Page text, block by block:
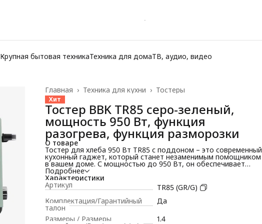
Крупная бытовая техникаТехника для домаТВ, аудио, видео
Тостеры
Техника для кухни ›
Главная ›
Хит
Тостер BBK TR85 серо-зеленый,
мощность 950 Вт, функция
разогрева, функция разморозки
О товаре
Тостер для хлеба 950 Вт TR85 с поддоном – это современный
кухонный гаджет, который станет незаменимым помощником
в вашем доме. С мощностью до 950 Вт, он обеспечивает
быстрое и равномерное поджаривание хлеба, создавая
идеальные тосты всего за несколько минут. Шесть режимов
приготовления позволяют выбрать степень прожарки по
вашему вкусу, от легкой золотистой корочки до насыщенного
хруста.
Этот электрический тостер оснащен функциями разморозки и
подогрева, что делает его универсальным устройством для
приготовления хлеба. Вы можете разморозить хлеб прямо в
Подробнее
Характеристики
Артикул
TR85 (GR/G)
Комплектация/Гарантийный
талон
Да
Размеры / Размеры
1.4